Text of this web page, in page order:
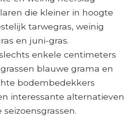
die kleiner in hoogte
tarwegras, weinig
en juni-gras.
enkele centimeters
blauwe grama en
bodembedekkers
interessante alternatieven